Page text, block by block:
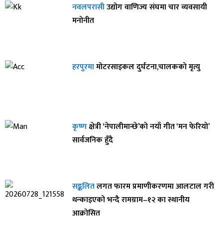
नवलपरासीउद्योग वाणिज्य संघमा चार व्यवसायी
मनोनीत
हरपुरमामोटरसाइकल दुर्घटना,चालकको मृत्यु
कृष्णक्षेत्री ‘नेपालीमान्छे’को नयाँ गीत ‘मन फेरियो’
सार्वजनिक हुँदै
सङ्कलितलगत फारम प्रमाणीकरणमा आलटाल गरी
थन्काइएको भन्दै रामग्राम–१२ का स्थानीय
आक्रोसित